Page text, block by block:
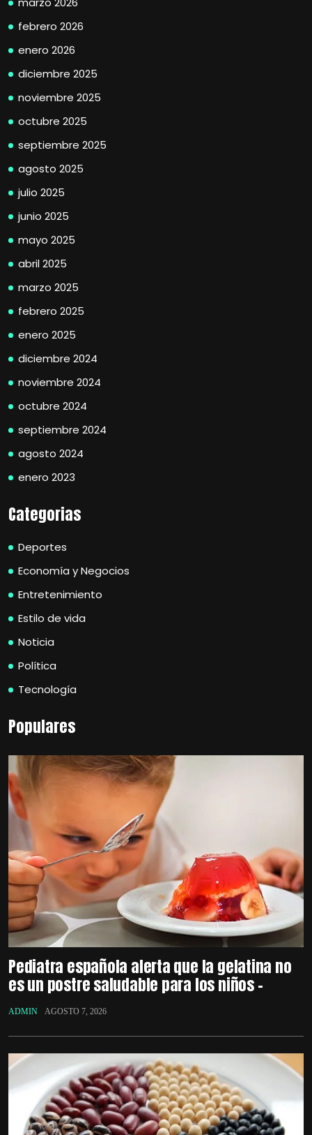
febrero 2026
enero 2026
diciembre 2025
noviembre 2025
octubre 2025
septiembre 2025
agosto 2025
julio 2025
junio 2025
mayo 2025
abril 2025
marzo 2025
febrero 2025
enero 2025
diciembre 2024
noviembre 2024
octubre 2024
septiembre 2024
agosto 2024
enero 2023
Categorias
Deportes
Economía y Negocios
Entretenimiento
Estilo de vida
Noticia
Política
Tecnología
Populares
Pediatra española alerta que la gelatina no
es un postre saludable para los niños –
ADMIN AGOSTO 7, 2026